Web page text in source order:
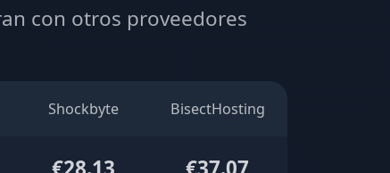
con otros proveedores
Shockbyte BisectHosting